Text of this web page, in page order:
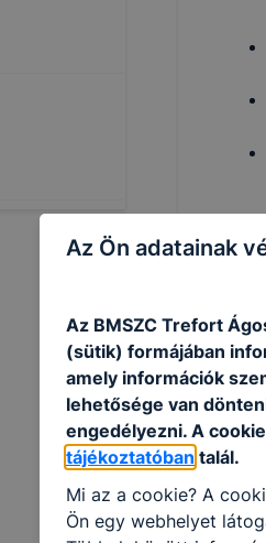
Az
egy
Az Ön adatainak
Az BMSZC Trefort
(sütik) formájában
amely információk
lehetősége van
engedélyezni. A
tájékoztatóban talál.
Mi az a cookie? A
Ön egy webhelyet